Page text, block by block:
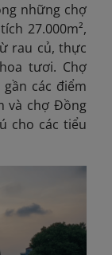
những chợ
27.000m²,
rau củ, thực
tươi. Chợ
các điểm
và chợ Đồng
cho các tiểu